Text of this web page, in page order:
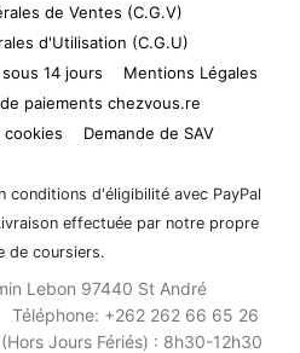
de Ventes (C.G.V)
d'Utilisation (C.G.U)
14 jours
Mentions Légales
paiements chezvous.re
cookies
Demande de SAV
conditions d'éligibilité avec PayPal
effectuée par notre propre
de coursiers.
Lebon 97440 St André
Téléphone: +262 262 66 65 26
Jours Fériés) : 8h30-12h30